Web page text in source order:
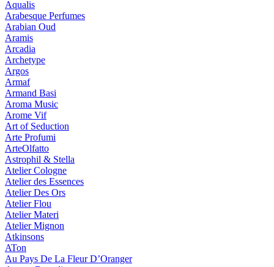
Aqualis
Arabesque Perfumes
Arabian Oud
Aramis
Arcadia
Archetype
Argos
Armaf
Armand Basi
Aroma Music
Arome Vif
Art of Seduction
Arte Profumi
ArteOlfatto
Astrophil & Stella
Atelier Cologne
Atelier des Essences
Atelier Des Ors
Atelier Flou
Atelier Materi
Atelier Mignon
Atkinsons
ATon
Au Pays De La Fleur D’Oranger